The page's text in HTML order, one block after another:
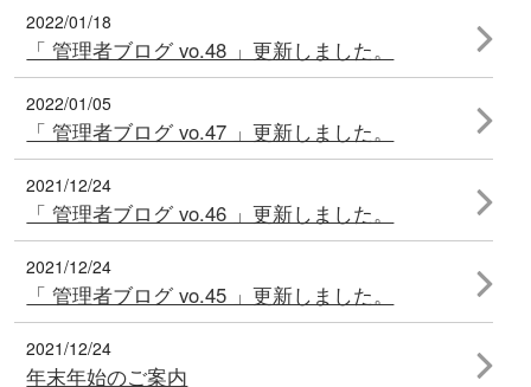
2022/01/18
「 管理者ブログ vo.48 」更新しました。
2022/01/05
「 管理者ブログ vo.47 」更新しました。
2021/12/24
「 管理者ブログ vo.46 」更新しました。
2021/12/24
「 管理者ブログ vo.45 」更新しました。
2021/12/24
年末年始のご案内